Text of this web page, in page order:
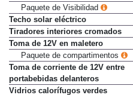
automático de luces
Paquete de Visibilidad
Techo solar eléctrico
Tiradores interiores cromados
Toma de 12V en maletero
Paquete de compartimentos
Toma de corriente de 12V entre
portabebidas delanteros